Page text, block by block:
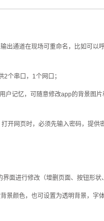
通道在现场可重命名，比如可
个串口，1个网口；
记忆，可随意修改app的背景图
网页时，必须先输入密码，提供
面进行修改（增删页面、按钮形状
颜色，也可设置为透明背景，字